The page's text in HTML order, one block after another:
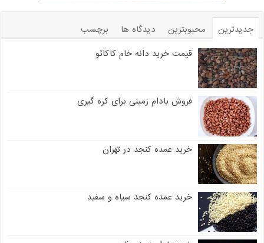
جدیدترین محبوبترین دیدگاه ها
برچسب
قیمت خرید دانه خام کاکائو
فروش بادام زمینی برای کره گیری
خرید عمده کنجد در تهران
خرید عمده کنجد سیاه و سفید